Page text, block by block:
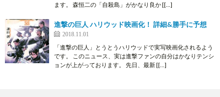
ます。 森恒二の「自殺島」がかなり良か [[…]
進撃の巨人 ハリウッド映画化！ 詳細&勝手に予想
2018.11.01
「進撃の巨人」とうとうハリウッドで実写映画化されるよう
です。 このニュース、実は進撃ファンの自分はかなりテンシ
ョンが上がっております。 先日、最新 [[…]